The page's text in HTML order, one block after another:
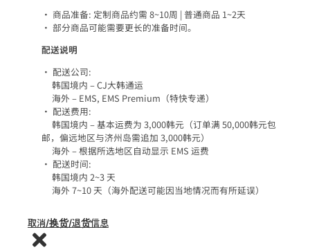
• 商品准备: 定制商品约需 8~10周 | 普通商品 1~2天
• 部分商品可能需要更长的准备时间。
配送说明
• 配送公司:
韩国境内 – CJ大韩通运
海外 – EMS, EMS Premium（特快专递）
• 配送费用:
韩国境内 – 基本运费为 3,000韩元（订单满 50,000韩元包
邮，偏远地区与济州岛需追加 3,000韩元）
海外 – 根据所选地区自动显示 EMS 运费
• 配送时间:
韩国境内 2~3 天
海外 7~10 天（海外配送可能因当地情况而有所延误）
取消/换货/退货信息